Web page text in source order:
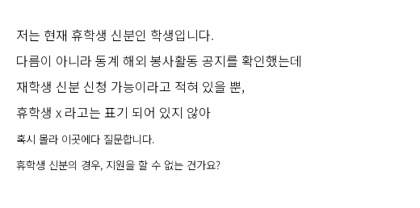
저는 현재 휴학생 신분인 학생입니다.
다름이 아니라 동계 해외 봉사활동 공지를 확인했는데
재학생 신분 신청 가능이라고 적혀 있을 뿐,
휴학생 x 라고는 표기 되어 있지 않아
혹시 몰라 이곳에다 질문합니다.
휴학생 신분의 경우, 지원을 할 수 없는 건가요?